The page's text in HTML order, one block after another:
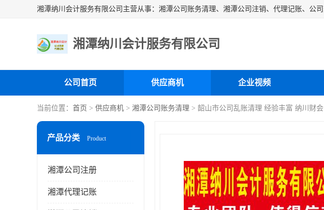
湘潭纳川会计服务有限公司
公司首页 供应商机 企业视频
当前位置： 首页 > 供应商机 > 湘潭公司账务清理 > 韶山市公司乱账清理 经验丰富 纳川财会
产品分类 Product
湘潭公司注册
湘潭代理记账